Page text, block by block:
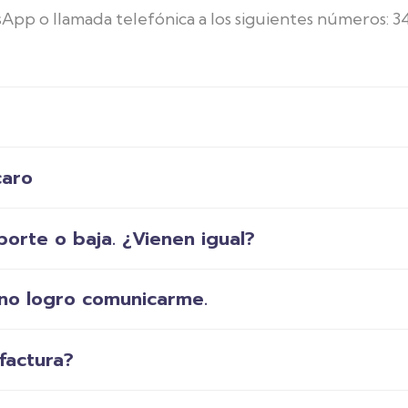
o llamada telefónica a los siguientes números:
o baja. ¿Vienen igual?
logro comunicarme.